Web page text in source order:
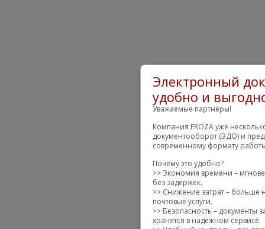
Электронный
удобно и
Уважаемые партнёры!
Компания FROZA уже
документооборот (ЭДО) и
современному формату
Почему это удобно?
>> Экономия времени –
без задержек.
>> Снижение затрат – больше
почтовые услуги.
>> Безопасность –
хранятся в надежном сервисе.